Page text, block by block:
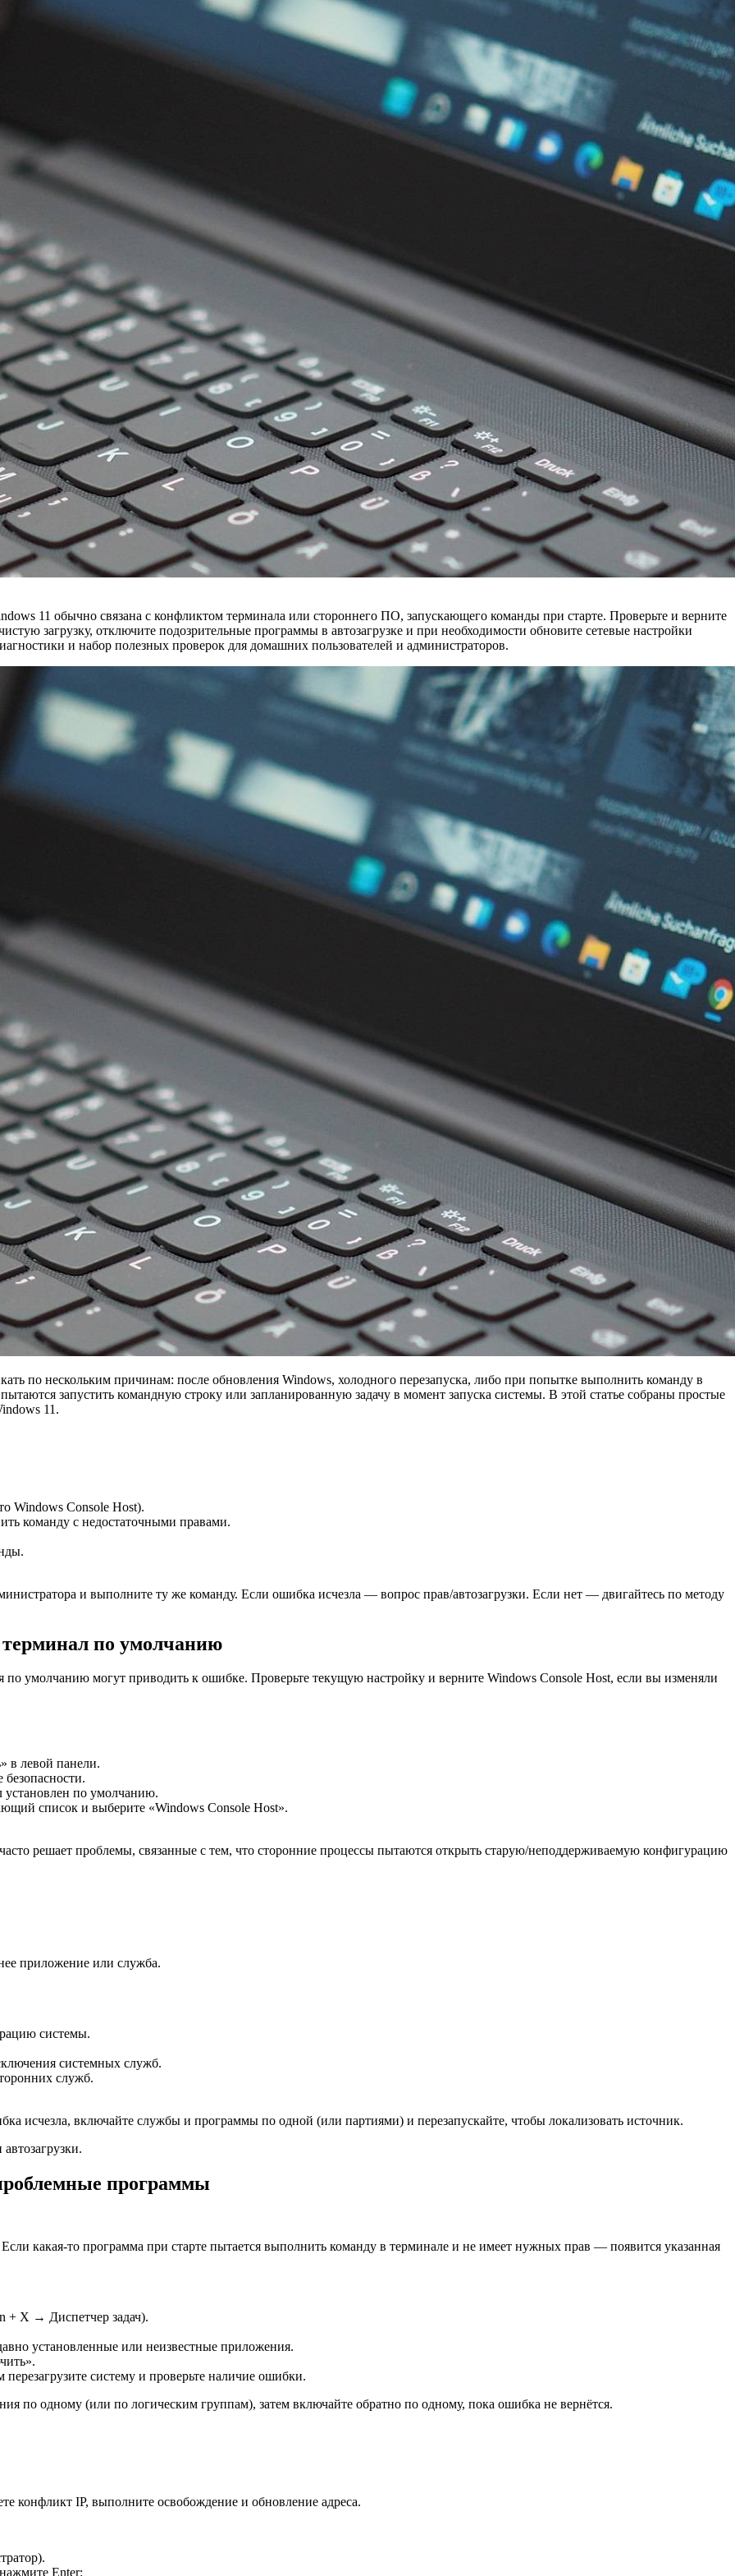
11 обычно связана с конфликтом терминала или стороннего ПО, запускающего команды при старте. Проверьте и верните
загрузку, отключите подозрительные программы в автозагрузке и при необходимости обновите сетевые настройки
и набор полезных проверок для домашних пользователей и администраторов.
по нескольким причинам: после обновления Windows, холодного перезапуска, либо при попытке выполнить команду в
запустить командную строку или запланированную задачу в момент запуска системы. В этой статье собраны простые
11.
Windows Console Host).
команду с недостаточными правами.
и выполните ту же команду. Если ошибка исчезла — вопрос прав/автозагрузки. Если нет — двигайтесь по методу
терминал по умолчанию
умолчанию могут приводить к ошибке. Проверьте текущую настройку и верните Windows Console Host, если вы изменяли
в левой панели.
установлен по умолчанию.
список и выберите «Windows Console Host».
решает проблемы, связанные с тем, что сторонние процессы пытаются открыть старую/неподдерживаемую конфигурацию
приложение или служба.
системы.
системных служб.
служб.
исчезла, включайте службы и программы по одной (или партиями) и перезапускайте, чтобы локализовать источник.
программы
какая-то программа при старте пытается выполнить команду в терминале и не имеет нужных прав — появится указанная
+ X → Диспетчер задач).
установленные или неизвестные приложения.
систему и проверьте наличие ошибки.
по одному (или по логическим группам), затем включайте обратно по одному, пока ошибка не вернётся.
конфликт IP, выполните освобождение и обновление адреса.
Enter: